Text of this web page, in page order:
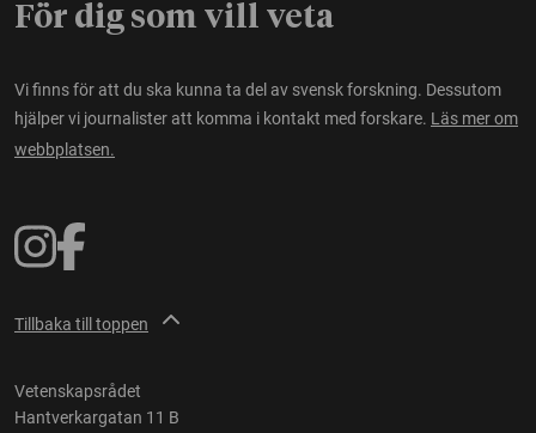
För dig som vill veta
Vi finns för att du ska kunna ta del av svensk forskning. Dessutom
hjälper vi journalister att komma i kontakt med forskare. Läs mer om
webbplatsen.
Tillbaka till toppen
Vetenskapsrådet
Hantverkargatan 11 B